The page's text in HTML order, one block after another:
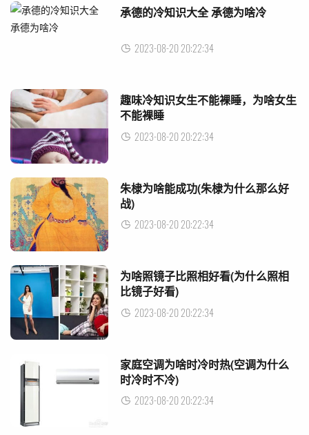
承德的冷知识大全 承德为啥冷
2023-08-20 20:22:34
趣味冷知识女生不能裸睡，为啥女生
不能裸睡
2023-08-20 20:22:34
朱棣为啥能成功(朱棣为什么那么好
战)
2023-08-20 20:22:34
为啥照镜子比照相好看(为什么照相
比镜子好看)
2023-08-20 20:22:34
家庭空调为啥时冷时热(空调为什么
时冷时不冷)
2023-08-20 20:22:34